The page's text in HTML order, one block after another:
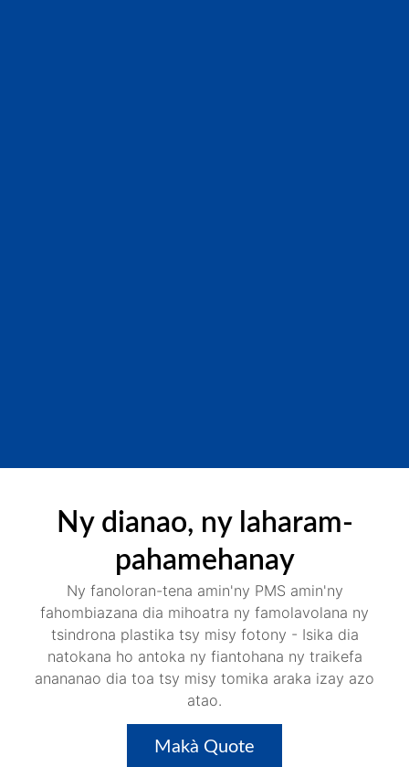
Ny dianao, ny laharam-
pahamehanay
Ny fanoloran-tena amin'ny PMS amin'ny
fahombiazana dia mihoatra ny famolavolana ny
tsindrona plastika tsy misy fotony - Isika dia
natokana ho antoka ny fiantohana ny traikefa
anananao dia toa tsy misy tomika araka izay azo
atao.
Makà Quote